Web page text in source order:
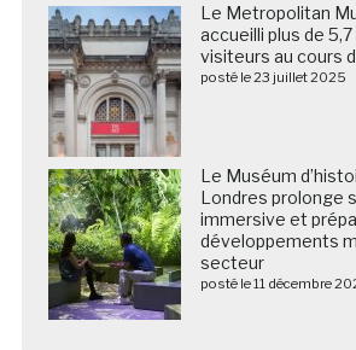
Le Metropolitan
accueilli plus de
visiteurs au cours
posté le 23 juillet 2025
Le Muséum
Londres prolonge
immersive et
développements
secteur
posté le 11 décembre